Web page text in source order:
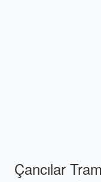
Çancılar